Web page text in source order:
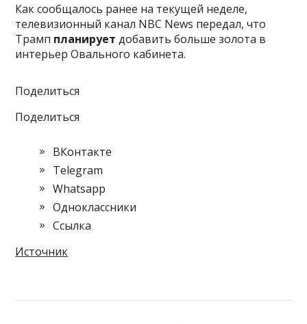
Как сообщалось ранее на текущей неделе,
телевизионный канал NBC News передал, что
Трамп планирует добавить больше золота в
интерьер Овального кабинета.
Поделиться
Поделиться
ВКонтакте
Telegram
Whatsapp
Одноклассники
Cсылка
Источник